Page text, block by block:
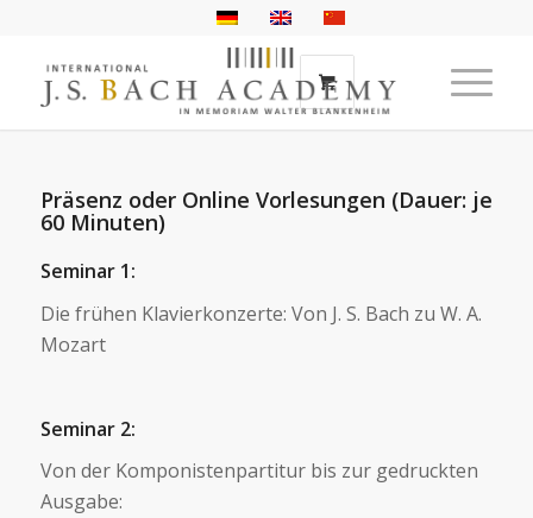
Präsenz oder Online Vorlesungen (Dauer: je
60 Minuten)
Seminar 1:
Die frühen Klavierkonzerte: Von J. S. Bach zu W. A.
Mozart
Seminar 2:
Von der Komponistenpartitur bis zur gedruckten
Ausgabe: